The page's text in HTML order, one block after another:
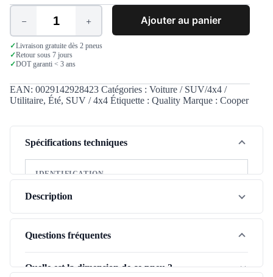
quantité
de
Cooper
Discoverer
Att
R17
101H
Ajouter au panier
✓Livraison gratuite dès 2 pneus
✓Retour sous 7 jours
✓DOT garanti < 3 ans
EAN: 0029142928423 Catégories : Voiture / SUV/4x4 /
Utilitaire, Été, SUV / 4x4 Étiquette : Quality Marque : Cooper
Spécifications techniques
IDENTIFICATION
Marque
Modèle Discoverer Att
Saison
Type de véhicule SUV / 4x4
Gamme Qualité
Description
Le Cooper Discoverer Att (225/55R17) est un pneu été
polyvalent qui allie performance et budget maîtrisé.
confort de roulement et une adhérence fiable pour vos
Questions fréquentes
Quelle est la dimension de ce pneu ?